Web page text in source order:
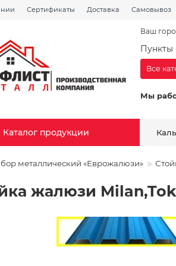
Сертификаты Доставка Самовывоз
Ваш
Пункты
Мы
Все
Каталог продукции
металлический «Еврожалюзи»
жалюзи